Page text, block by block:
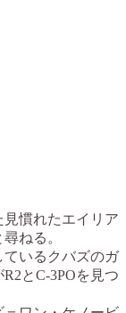
慣れたエイリア
ねる。
いるクバズのガ
とC-3POを見つ